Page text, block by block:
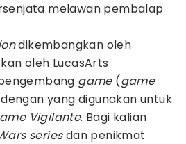
melawan pembalap
dikembangkan oleh
oleh LucasArts
game(game
yang digunakan untuk
Vigilante. Bagi kalian
seriesdan penikmat